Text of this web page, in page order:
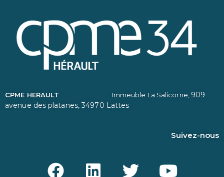
CPME HERAULT Immeuble La Salicorne, 909
avenue des platanes,34970 Lattes
Suivez-nous